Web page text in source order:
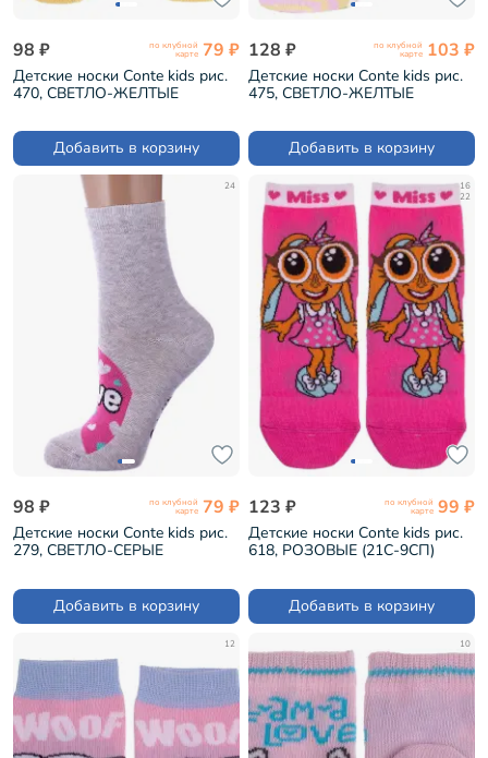
98 ₽ по клубной
карте 79 ₽
Детские носки Conte kids рис.
470, СВЕТЛО-ЖЕЛТЫЕ
Добавить в корзину
128 ₽ по клубной
карте 103 ₽
Детские носки Conte kids рис.
475, СВЕТЛО-ЖЕЛТЫЕ
Добавить в корзину
24
98 ₽ по клубной
карте 79 ₽
Детские носки Conte kids рис.
279, СВЕТЛО-СЕРЫЕ
Добавить в корзину
16
22
123 ₽ по клубной
карте 99 ₽
Детские носки Conte kids рис.
618, РОЗОВЫЕ (21С-9СП)
Добавить в корзину
12 10